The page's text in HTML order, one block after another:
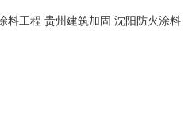
料工程 贵州建筑加固 沈阳防火涂料